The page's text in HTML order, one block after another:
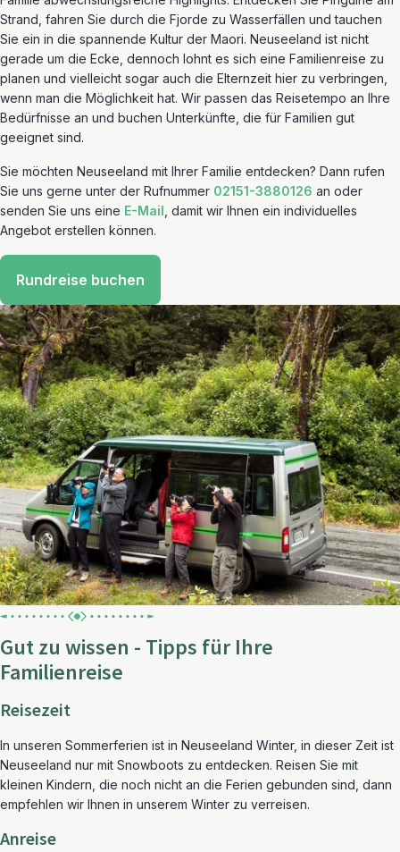
Strand, fahren Sie durch die Fjorde zu Wasserfällen und tauchen
Sie ein in die spannende Kultur der Maori. Neuseeland ist nicht
gerade um die Ecke, dennoch lohnt es sich eine Familienreise zu
planen und vielleicht sogar auch die Elternzeit hier zu verbringen,
wenn man die Möglichkeit hat. Wir passen das Reisetempo an Ihre
Bedürfnisse an und buchen Unterkünfte, die für Familien gut
geeignet sind.
Sie möchten Neuseeland mit Ihrer Familie entdecken? Dann rufen
Sie uns gerne unter der Rufnummer 02151-3880126 an oder
senden Sie uns eine E-Mail , damit wir Ihnen ein individuelles
Angebot erstellen können.
Rundreise buchen
Gut zu wissen - Tipps für Ihre
Familienreise
Reisezeit
In unseren Sommerferien ist in Neuseeland Winter, in dieser Zeit ist
Neuseeland nur mit Snowboots zu entdecken. Reisen Sie mit
kleinen Kindern, die noch nicht an die Ferien gebunden sind, dann
empfehlen wir Ihnen in unserem Winter zu verreisen.
Anreise